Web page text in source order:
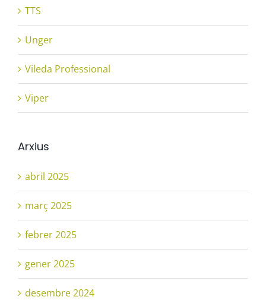
TTS
Unger
Vileda Professional
Viper
Arxius
abril 2025
març 2025
febrer 2025
gener 2025
desembre 2024